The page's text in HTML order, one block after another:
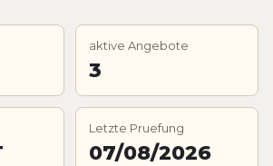
aktive Angebote
3
Letzte Pruefung
07/08/2026